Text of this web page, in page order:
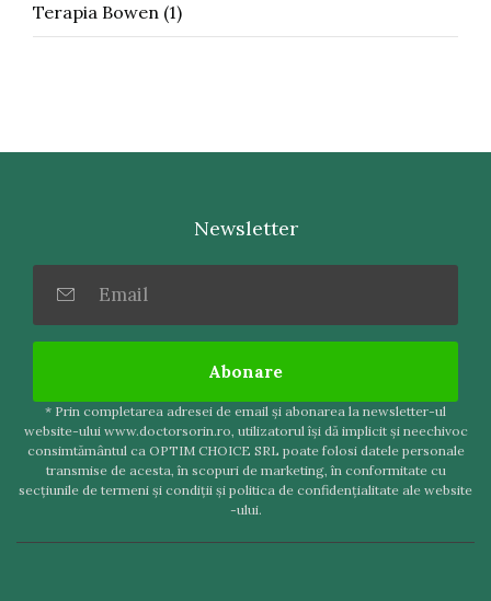
Terapia Bowen (1)
Newsletter
Abonare
* Prin completarea adresei de email şi abonarea la newsletter-ul
website-ului www.doctorsorin.ro, utilizatorul îşi dă implicit şi neechivoc
consimtământul ca OPTIM CHOICE SRL poate folosi datele personale
transmise de acesta, în scopuri de marketing, în conformitate cu
secţiunile de termeni şi condiţii şi politica de confidenţialitate ale website
-ului.